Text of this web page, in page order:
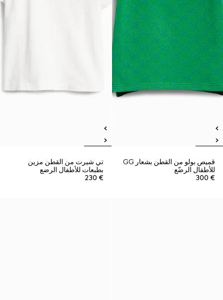
قميص بولو من القطن بشعار GG
للأطفال الرضّع
€ 300
تي شيرت من القطن مزين
بطبعات للأطفال الرضع
€ 230